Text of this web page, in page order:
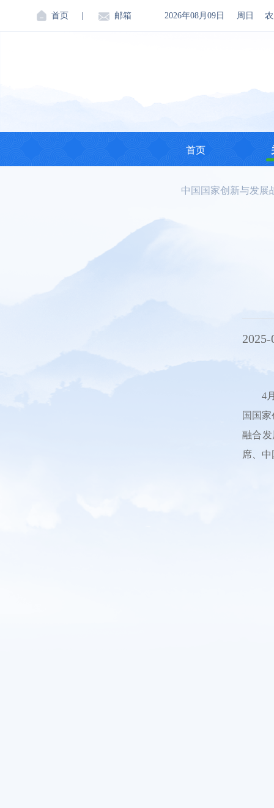
首页 邮箱 2026年08月09日 周日
首页
中国国家创新与发展
4
国国
融合
席、